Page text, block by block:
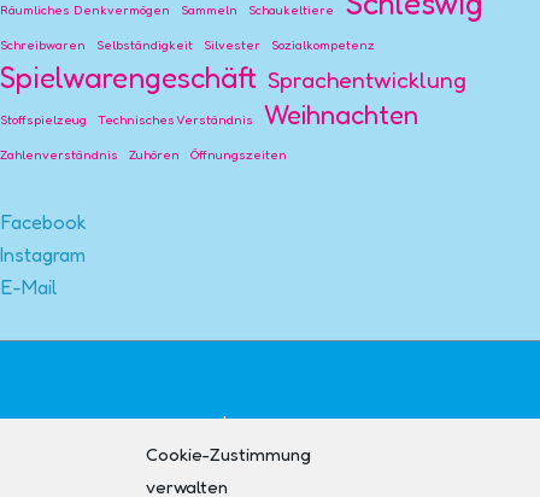
Cookie-Zustimmung
verwalten
Räumliches Denkvermögen Sammeln Schaukeltiere
Schreibwaren Selbständigkeit Silvester Sozialkompetenz
Spielwarengeschäft Sprachentwicklung
Stoffspielzeug Technisches Verständnis Weihnachten
Zahlenverständnis Zuhören Öffnungszeiten
Facebook
Instagram
E-Mail
Impressum
Kontakt
AGB + Widerruf